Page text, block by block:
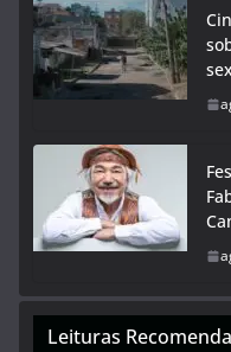
Leituras